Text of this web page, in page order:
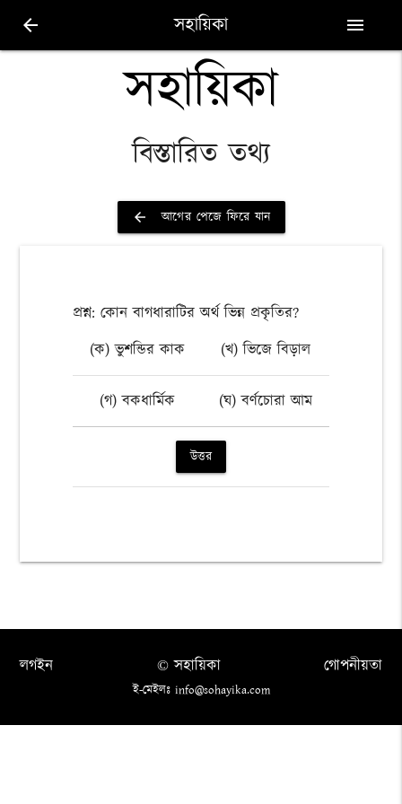
arrow_back সহায়িকা menu
সহায়িকা
বিস্তারিত তথ্য
arrow_back আগের পেজে ফিরে যান
প্রশ্ন: কোন বাগধারাটির অর্থ ভিন্ন প্রকৃতির?
(ক) ভুশন্ডির কাক
(খ) ভিজে বিড়াল
(গ) বকধার্মিক (ঘ) বর্ণচোরা আম
উত্তর
লগইন গোপনীয়তা
© সহায়িকা
ই-মেইলঃ info@sohayika.com